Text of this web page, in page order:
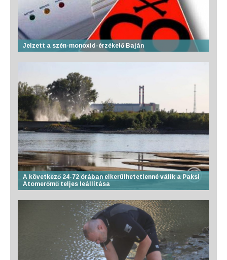
Jelzett a szén-monoxid-érzékelő Baján
A következő 24-72 órában elkerülhetetlenné válik a Paksi
Atomerőmű teljes leállítása